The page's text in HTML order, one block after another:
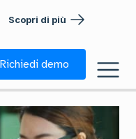
Scopri di più
Richiedi demo